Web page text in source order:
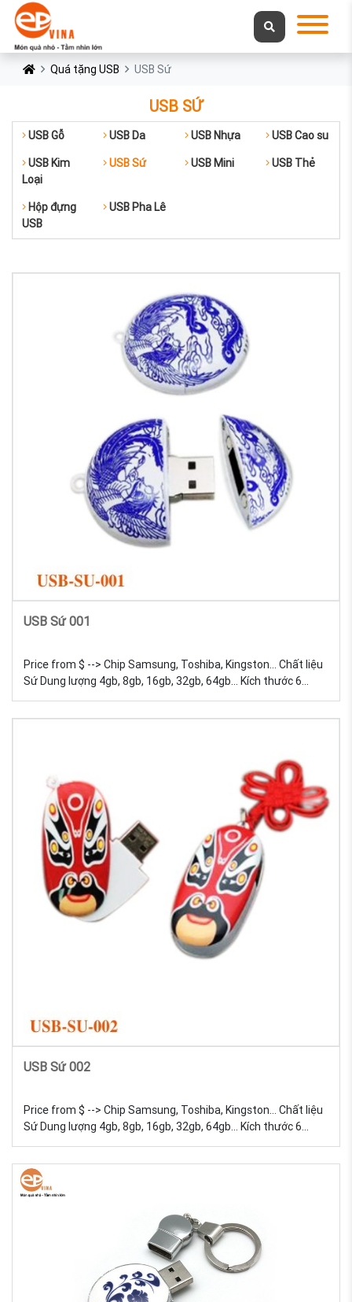
Quá tặng USB USB Sứ
USB SỨ
USB Gỗ USB Da USB Nhựa
USB Cao su
USB Kim
Loại
USB Sứ USB Mini USB Thẻ
Hộp đựng
USB
USB Pha Lê
USB Sứ 001
Price from $ --> Chip Samsung, Toshiba, Kingston... Chất liệu
Sứ Dung lượng 4gb, 8gb, 16gb, 32gb, 64gb... Kích thước 6
Trọng lượng 18g Màu sắc Đa dạng, được tự chọn màu sắc
USB Sứ 002
Price from $ --> Chip Samsung, Toshiba, Kingston... Chất liệu
Sứ Dung lượng 4gb, 8gb, 16gb, 32gb, 64gb... Kích thước 6
Trọng lượng 18g Màu sắc Đa dạng, được tự chọn màu sắc